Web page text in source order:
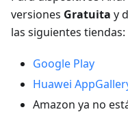
versiones Gratuita y
las siguientes tiendas:
Google Play
Huawei
Amazon ya no